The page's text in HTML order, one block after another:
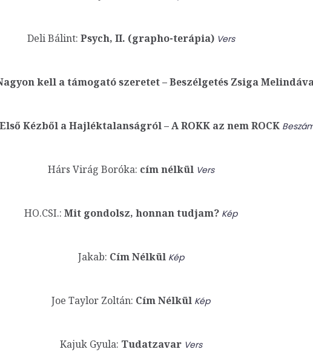
Deli Bálint: Psych, II. (grapho-terápia) Vers
kell a támogató szeretet – Beszélgetés Zsiga
Első Kézből a Hajléktalanságról – A ROKK az nem ROCK
Hárs Virág Boróka: cím nélkül Vers
HO.CSI.: Mit gondolsz, honnan tudjam? Kép
Jakab: Cím Nélkül Kép
Joe Taylor Zoltán: Cím Nélkül Kép
Kajuk Gyula: Tudatzavar Vers